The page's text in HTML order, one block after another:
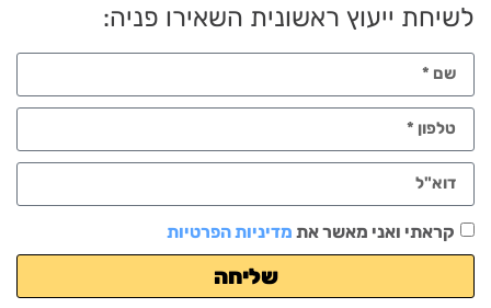
לשיחת ייעוץ ראשונית השאירו פניה:
קראתי ואני מאשר את מדיניות הפרטיות
שליחה